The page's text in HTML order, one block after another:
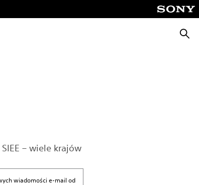
– wiele krajów
wiadomości e-mail od